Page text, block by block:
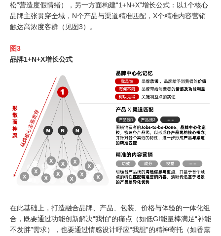
松”营造度假情绪），另一方面构建“1+N+X”增长公式：以1个核心
品牌主张贯穿全域， N个产品与渠道精准匹配， X个精准内容营销
触达高浓度客群（见图3）。
图3
品牌1+N+X增长公式
在此基础上，打造融合品牌、产品、包装、价格与体验的一体化组
合，既要通过功能创新解决“我怕”的痛点（如低GI能量棒满足“补能
不发胖”需求），也要通过情感设计呼应“我想”的精神寄托（如香薰